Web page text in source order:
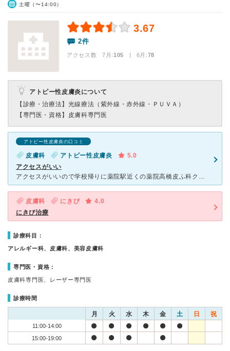
土曜（〜14:00）
3.67
2件
アクセス数 7月:105 | 6月:78
アトピー性皮膚炎について
【診療・治療法】 光線療法（紫外線・赤外線・ＰＵＶＡ）
【専門医・資格】 皮膚科専門医
アトピー性皮膚炎の口コミ
皮膚科 アトピー性皮膚炎
5.0
アクセスがいい
アクセスがいいので学校帰りに薬院駅近くの薬院高橋皮ふ科クリニックへ行きました。 3時ごろに行ったので待ち時間が少なかったので良かったです。 季節の変わり目は必ずアトピーが出ていて、どうしようもなか
皮膚科 にきび
4.0
にきび治療
診療科目：
アレルギー科、皮膚科、美容皮膚科
専門医・資格：
皮膚科専門医、レーザー専門医
診療時間
月 火 水 木 金 土 日 祝
11:00-14:00
15:00-19:00